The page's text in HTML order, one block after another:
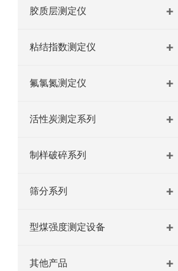
胶质层测定仪
粘结指数测定仪
氟氯氮测定仪
活性炭测定系列
制样破碎系列
筛分系列
型煤强度测定设备
其他产品